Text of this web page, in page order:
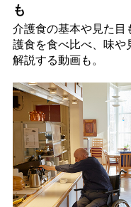
も
介護食の基本や見た目
護食を食べ比べ、味や
解説する動画も。